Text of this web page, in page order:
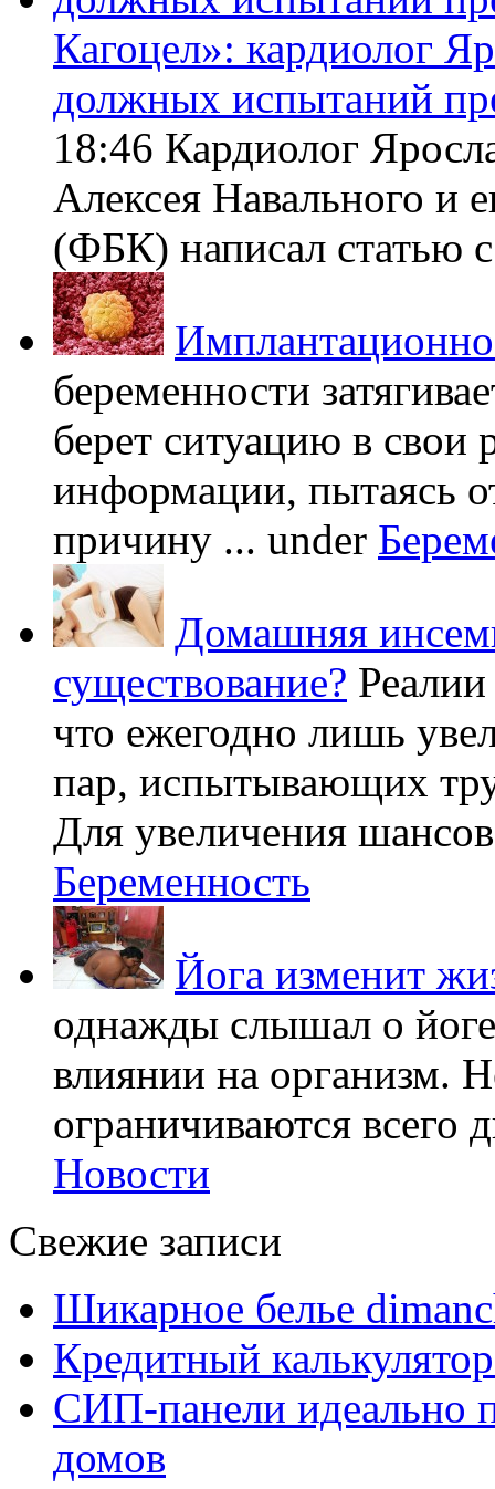
Кагоцел»: кардиолог
должных испытаний
18:46 Кардиолог
Алексея Навального и
(ФБК) написал статью
беременности
берет ситуацию в свои
информации, пытаясь
причину ... under
Домашняя
существование?
что ежегодно лишь
пар, испытывающих
Для увеличения
Беременность
Йога изменит
однажды слышал о
влиянии на организм.
ограничиваются всего
Новости
Свежие записи
Шикарное белье
Кредитный
СИП-панели идеально
домов